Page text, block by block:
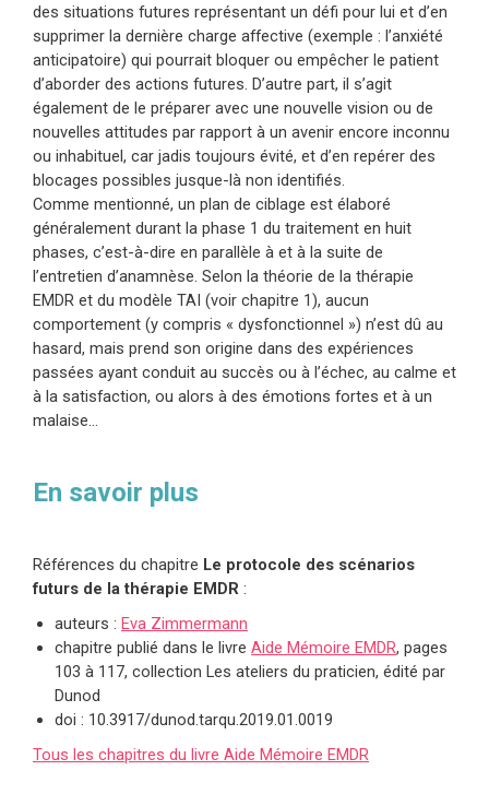
des situations futures représentant un défi pour lui et d’en
supprimer la dernière charge affective (exemple : l’anxiété
anticipatoire) qui pourrait bloquer ou empêcher le patient
d’aborder des actions futures. D’autre part, il s’agit
également de le préparer avec une nouvelle vision ou de
nouvelles attitudes par rapport à un avenir encore inconnu
ou inhabituel, car jadis toujours évité, et d’en repérer des
blocages possibles jusque-là non identifiés.
Comme mentionné, un plan de ciblage est élaboré
généralement durant la phase 1 du traitement en huit
phases, c’est-à-dire en parallèle à et à la suite de
l’entretien d’anamnèse. Selon la théorie de la thérapie
EMDR et du modèle TAI (voir chapitre 1), aucun
comportement (y compris « dysfonctionnel ») n’est dû au
hasard, mais prend son origine dans des expériences
passées ayant conduit au succès ou à l’échec, au calme et
à la satisfaction, ou alors à des émotions fortes et à un
malaise…
En savoir plus
Références du chapitre Le protocole des scénarios
futurs de la thérapie EMDR :
auteurs : Eva Zimmermann
chapitre publié dans le livre Aide Mémoire EMDR, pages
103 à 117, collection Les ateliers du praticien, édité par
Dunod
doi : 10.3917/dunod.tarqu.2019.01.0019
Tous les chapitres du livre Aide Mémoire EMDR